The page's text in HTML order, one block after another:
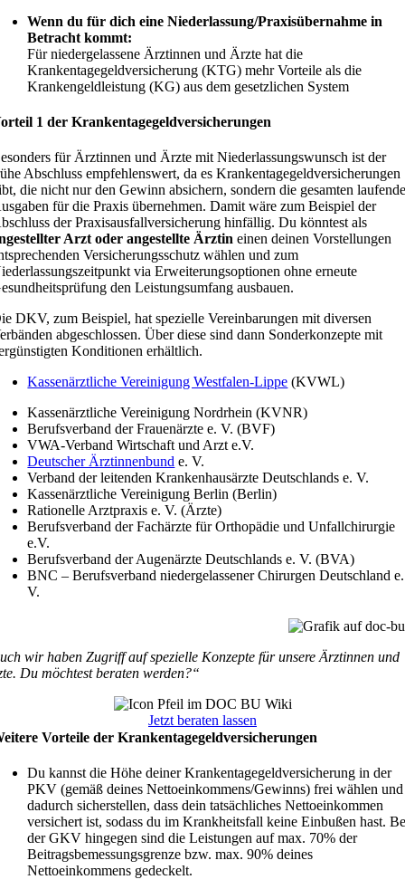
Wenn du für dich eine Niederlassung/Praxisübernahme in
Betracht kommt:
Für niedergelassene Ärztinnen und Ärzte hat die
Krankentagegeldversicherung (KTG) mehr Vorteile als die
Krankengeldleistung (KG) aus dem gesetzlichen System
1 der Krankentagegeldversicherungen
für Ärztinnen und Ärzte mit Niederlassungswunsch ist der
Abschluss empfehlenswert, da es Krankentagegeldversicherungen
die nicht nur den Gewinn absichern, sondern die gesamten
für die Praxis übernehmen. Damit wäre zum Beispiel der
der Praxisausfallversicherung hinfällig. Du könntest als
Arzt oder angestellte Ärztin einen deinen Vorstellungen
Versicherungsschutz wählen und zum
via Erweiterungsoptionen ohne erneute
den Leistungsumfang ausbauen.
DKV, zum Beispiel, hat spezielle Vereinbarungen mit diversen
abgeschlossen. Über diese sind dann Sonderkonzepte mit
Konditionen erhältlich.
Kassenärztliche Vereinigung Westfalen-Lippe (KVWL)
Kassenärztliche Vereinigung Nordrhein (KVNR)
Berufsverband der Frauenärzte e. V. (BVF)
VWA-Verband Wirtschaft und Arzt e.V.
Deutscher Ärztinnenbund e. V.
Verband der leitenden Krankenhausärzte Deutschlands e. V.
Kassenärztliche Vereinigung Berlin (Berlin)
Rationelle Arztpraxis e. V. (Ärzte)
Berufsverband der Fachärzte für Orthopädie und Unfallchirurgie
e.V.
Berufsverband der Augenärzte Deutschlands e. V. (BVA)
BNC – Berufsverband niedergelassener Chirurgen Deutschland e.
V.
wir haben Zugriff auf spezielle Konzepte für unsere Ärztinnen und
Du möchtest beraten werden?“
Jetzt beraten lassen
Vorteile der Krankentagegeldversicherungen
Du kannst die Höhe deiner Krankentagegeldversicherung in der
PKV (gemäß deines Nettoeinkommens/Gewinns) frei wählen und
dadurch sicherstellen, dass dein tatsächliches Nettoeinkommen
versichert ist, sodass du im Krankheitsfall keine Einbußen hast.
der GKV hingegen sind die Leistungen auf max. 70% der
Beitragsbemessungsgrenze bzw. max. 90% deines
Nettoeinkommens gedeckelt.